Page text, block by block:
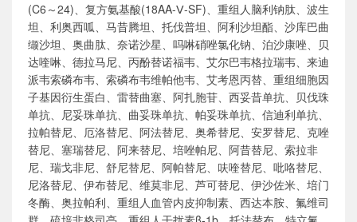
(C6～24)、复方氨基酸(18AA-Ⅴ-SF)、重组人脑利钠肽、波生
坦、利奥西呱、马昔腾坦、托伐普坦、阿利沙坦酯、沙库巴曲
缬沙坦、奥曲肽、奈诺沙星、吗啉硝唑氯化钠、泊沙康唑、贝
达喹啉、德拉马尼、丙酚替诺福韦、艾尔巴韦格拉瑞韦、来迪
派韦索磷布韦、索磷布韦维帕他韦、艾考恩丙替、重组细胞因
子基因衍生蛋白、雷替曲塞、阿扎胞苷、西妥昔单抗、贝伐珠
单抗、尼妥珠单抗、曲妥珠单抗、帕妥珠单抗、信迪利单抗、
拉帕替尼、厄洛替尼、阿法替尼、奥希替尼、安罗替尼、克唑
替尼、塞瑞替尼、阿来替尼、培唑帕尼、阿昔替尼、索拉非
尼、瑞戈非尼、舒尼替尼、阿帕替尼、呋喹替尼、吡咯替尼、
尼洛替尼、伊布替尼、维莫非尼、芦可替尼、伊沙佐米、培门
冬酶、奥拉帕利、重组人血管内皮抑制素、西达本胺、氟维司